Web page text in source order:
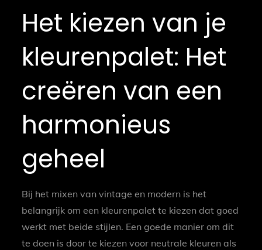
Het kiezen van je
kleurenpalet: Het
creëren van een
harmonieus
geheel
Bij het mixen van vintage en modern is het
belangrijk om een kleurenpalet te kiezen dat goed
werkt met beide stijlen. Een goede manier om dit
te doen is door te kiezen voor neutrale kleuren als